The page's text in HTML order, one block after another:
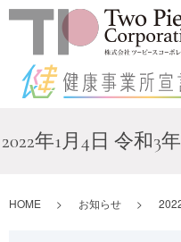
2022年1月4日 令和
HOME お知らせ